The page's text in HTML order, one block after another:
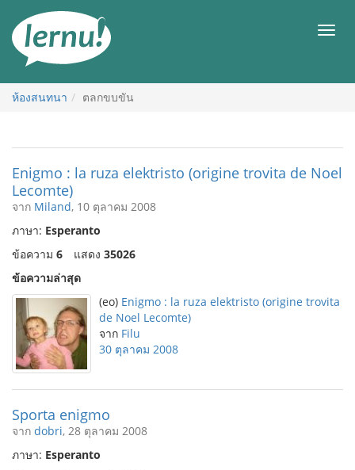
สารบัญ
เมนู
ห้องสนทนา ตลกขบขัน
Enigmo : la ruza elektristo (origine trovita de Noel
Lecomte)
จาก Miland, 10 ตุลาคม 2008
ภาษา: Esperanto
ข้อความ 6 แสดง 35026
ข้อความล่าสุด
(eo) Enigmo : la ruza elektristo (origine trovita
de Noel Lecomte)
จาก Filu
30 ตุลาคม 2008
Sporta enigmo
จาก dobri, 28 ตุลาคม 2008
ภาษา: Esperanto